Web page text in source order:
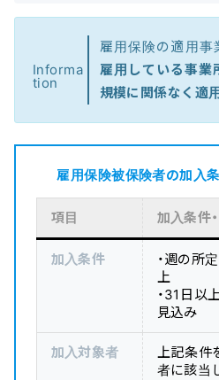
Informa
tion
雇用保険の適用事
雇用している事業
規模に関係なく適
雇用保険被保険者の加入
項目 加入条件
加入条件
・週の所
上
・31日以
見込み
加入対象者
上記条件
者に該当